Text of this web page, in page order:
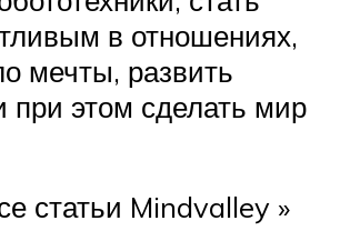
в отношениях,
мечты, развить
при этом сделать мир
статьи Mindvalley »